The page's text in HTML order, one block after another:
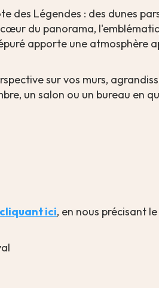
des Légendes : des dunes
du panorama,
apporte une atmosphère
sur vos murs,
un salon ou un bureau en
cliquant ici, en nous précisant